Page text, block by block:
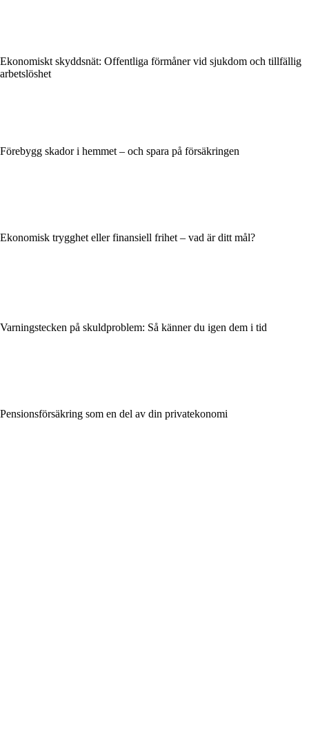
Ekonomiskt skyddsnät: Offentliga förmåner vid sjukdom och tillfällig
arbetslöshet
Förebygg skador i hemmet – och spara på försäkringen
Ekonomisk trygghet eller finansiell frihet – vad är ditt mål?
Varningstecken på skuldproblem: Så känner du igen dem i tid
Pensionsförsäkring som en del av din privatekonomi